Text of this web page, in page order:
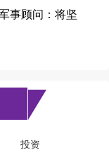
事顾问：将坚
投资